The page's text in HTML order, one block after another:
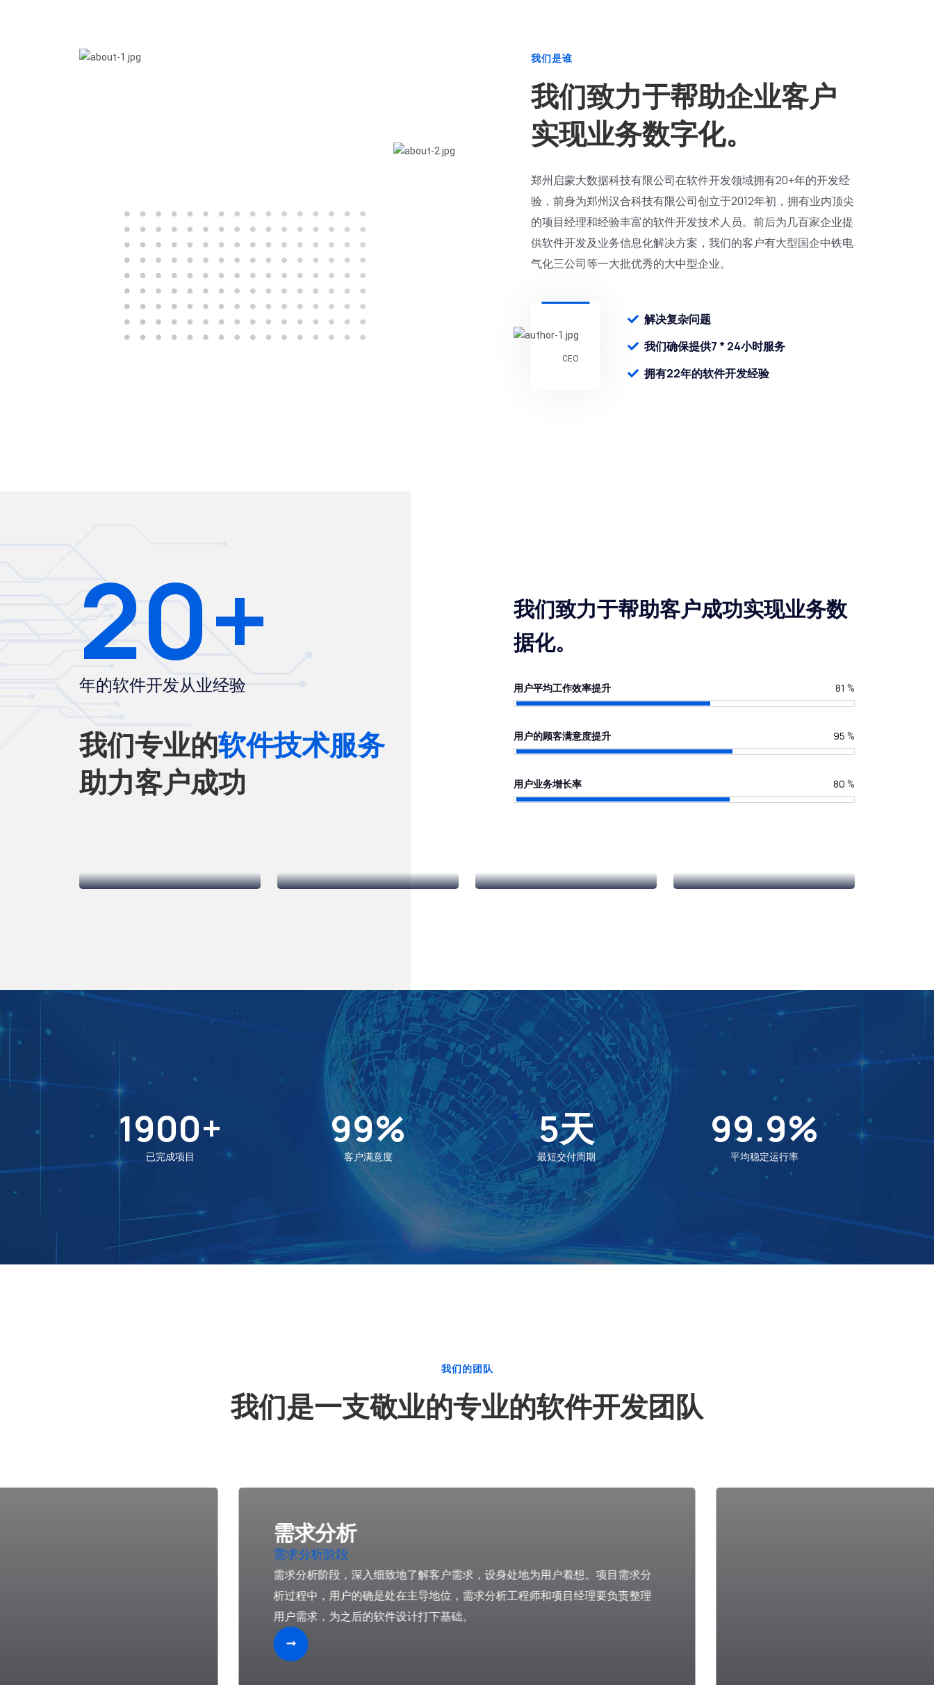
我们是谁
我们致力于帮助企业客户
实现业务数字化。
郑州启蒙大数据科技有限公司在软件开发领域拥有20+年的开发经
验，前身为郑州汉合科技有限公司创立于2012年初，拥有业内顶尖
的项目经理和经验丰富的软件开发技术人员。前后为几百家企业提
供软件开发及业务信息化解决方案，我们的客户有大型国企中铁电
气化三公司等一大批优秀的大中型企业。
CEO
解决复杂问题
我们确保提供7 * 24小时服务
拥有22年的软件开发经验
20+
年的软件开发从业经验
我们专业的软件技术服务
助力客户成功
我们致力于帮助客户成功实现业务数
据化。
用户平均工作效率提升 81 %
用户的顾客满意度提升 95 %
用户业务增长率 80 %
1900+
已完成项目
99%
客户满意度
5天
最短交付周期
99.9%
平均稳定运行率
我们的团队
我们是一支敬业的专业的软件开发团队
需求分析
需求分析阶段
需求分析阶段，深入细致地了解客户需求，设身处地为用户着想。项目需求分
析过程中，用户的确是处在主导地位，需求分析工程师和项目经理要负责整理
用户需求，为之后的软件设计打下基础。